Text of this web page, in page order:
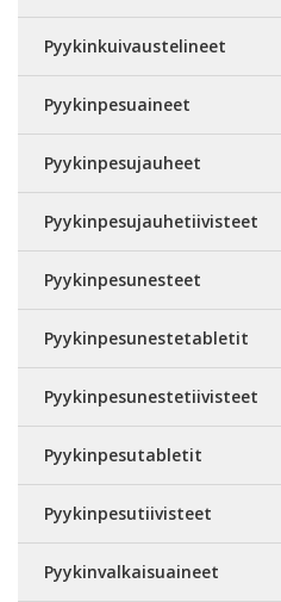
Pyykinkuivaustelineet
Pyykinpesuaineet
Pyykinpesujauheet
Pyykinpesujauhetiivisteet
Pyykinpesunesteet
Pyykinpesunestetabletit
Pyykinpesunestetiivisteet
Pyykinpesutabletit
Pyykinpesutiivisteet
Pyykinvalkaisuaineet